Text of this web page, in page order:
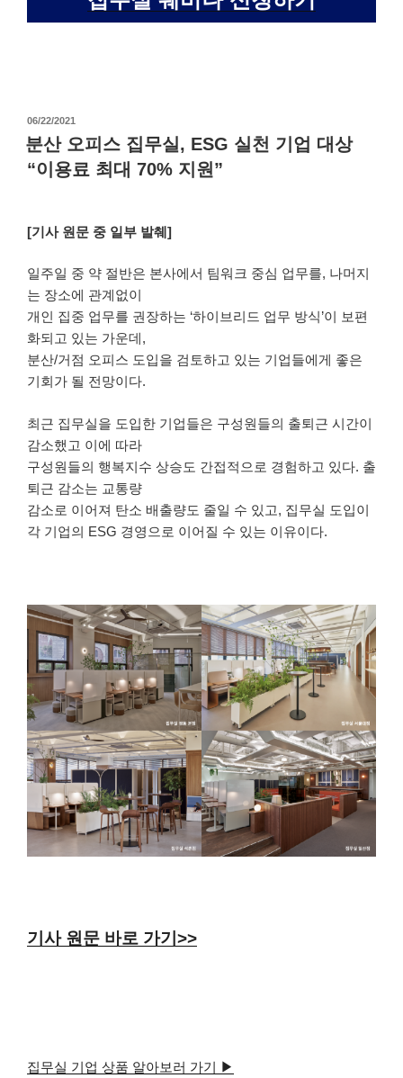
06/22/2021
분산 오피스 집무실, ESG 실천 기업 대상
“이용료 최대 70% 지원”
[기사 원문 중 일부 발췌]
일주일 중 약 절반은 본사에서 팀워크 중심 업무를, 나머지
는 장소에 관계없이
개인 집중 업무를 권장하는 ‘하이브리드 업무 방식’이 보편
화되고 있는 가운데,
분산/거점 오피스 도입을 검토하고 있는 기업들에게 좋은
기회가 될 전망이다.
최근 집무실을 도입한 기업들은 구성원들의 출퇴근 시간이
감소했고 이에 따라
구성원들의 행복지수 상승도 간접적으로 경험하고 있다. 출
퇴근 감소는 교통량
감소로 이어져 탄소 배출량도 줄일 수 있고, 집무실 도입이
각 기업의 ESG 경영으로 이어질 수 있는 이유이다.
기사 원문 바로 가기>>
집무실 기업 상품 알아보러 가기 ▶